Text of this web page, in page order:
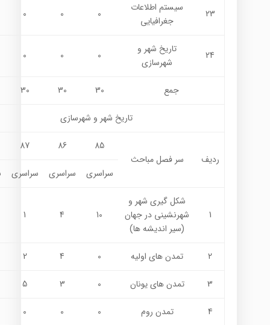
23
سيستم اطلاعات
جغرافيايي
0
0
0
24
تاريخ شهر و
شهرسازي
0
0
0
جمع 30
30
30
تاريخ شهر و شهرسازي
ردیف سر فصل مباحث
85
86
87
سراسری سراسری سراسری
1
شکل گیری شهر و
شهرنشینی در جهان
(سیر اندیشه ها)
10
4
1
2 تمدن های اولیه 0
4
2
3 تمدن های یونان 0
3
5
4 تمدن روم 0
0
0